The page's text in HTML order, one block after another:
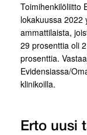
Toimihenkilöliitto
lokakuussa 2022
ammattilaista,
29 prosenttia oli
prosenttia.
Evidensiassa/
klinikoilla.
Erto uusi